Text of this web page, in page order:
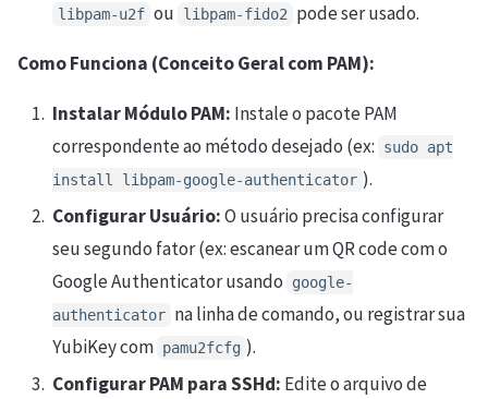
libpam-u2f ou libpam-fido2 pode ser usado.
Como Funciona (Conceito Geral com PAM):
Instalar Módulo PAM: Instale o pacote PAM
correspondente ao método desejado (ex:
sudo apt
install libpam-google-authenticator ).
Configurar Usuário:O usuário precisa configurar
seu segundo fator (ex: escanear um QR code com o
Google Authenticator usando
google-
authenticator na linha de comando, ou registrar sua
YubiKey com pamu2fcfg ).
Configurar PAM para SSHd: Edite o arquivo de